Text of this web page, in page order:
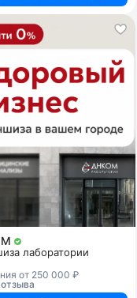
лаборатории
от 250 000 ₽